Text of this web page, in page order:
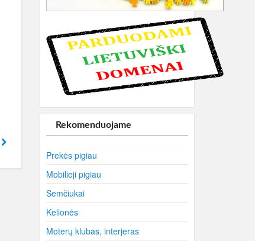
Rekomenduojame
Prekės pigiau
Mobilieji pigiau
Semčiukai
Kelionės
Moterų klubas, interjeras